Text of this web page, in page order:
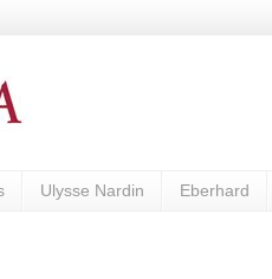
Ulysse Nardin Eberhard